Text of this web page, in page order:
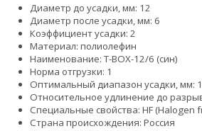
Диаметр до усадки, мм: 12
Диаметр после усадки, мм: 6
Коэффициент усадки: 2
Материал: полиолефин
Наименование: Т-BOX-12/6 (син)
Норма отгрузки: 1
Оптимальный диапазон усадки, мм:
Относительное удлинение до
Специальные свойства: HF (Halogen
Страна происхождения: Россия